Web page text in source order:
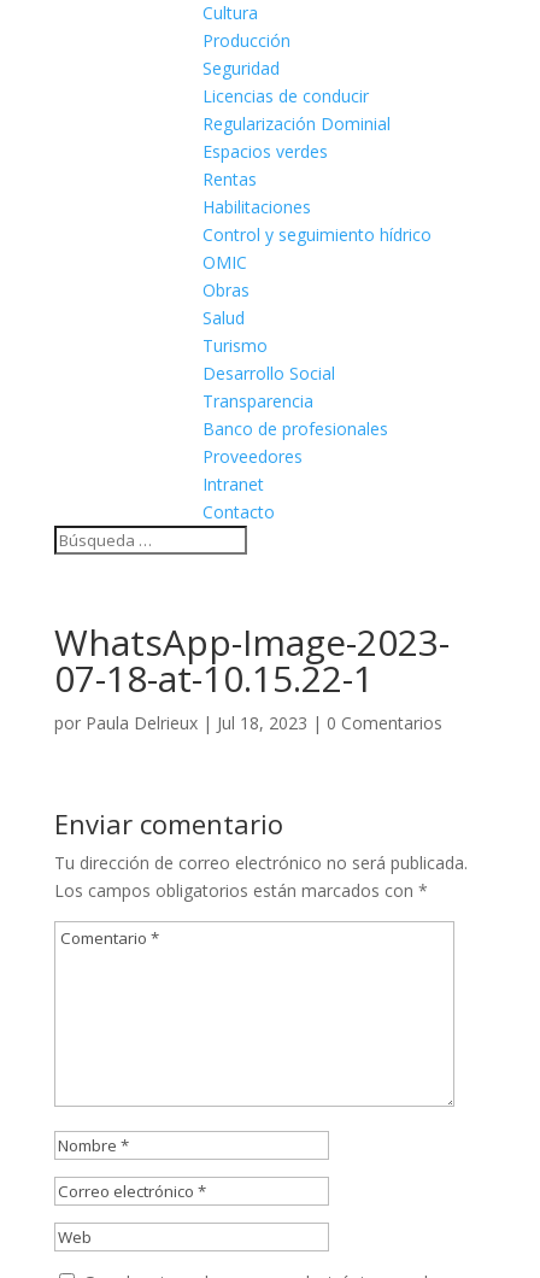
Cultura
Producción
Seguridad
Licencias de conducir
Regularización Dominial
Espacios verdes
Rentas
Habilitaciones
Control y seguimiento hídrico
OMIC
Obras
Salud
Turismo
Desarrollo Social
Transparencia
Banco de profesionales
Proveedores
Intranet
Contacto
WhatsApp-Image-2023-
07-18-at-10.15.22-1
por Paula Delrieux| Jul 18, 2023 | 0 Comentarios
Enviar comentario
Tu dirección de correo electrónico no será publicada.
Los campos obligatorios están marcados con *